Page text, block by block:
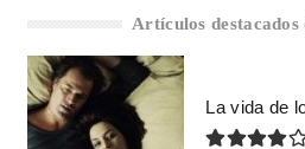
Artículos
La vida de